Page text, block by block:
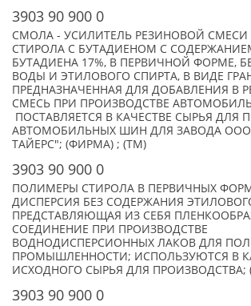
3903 90 900 0
СМОЛА - УСИЛИТЕЛЬ РЕЗИНОВОЙ
СТИРОЛА С БУТАДИЕНОМ С
БУТАДИЕНА 17%, В ПЕРВИЧНОЙ ФОРМЕ,
ВОДЫ И ЭТИЛОВОГО СПИРТА, В ВИДЕ
ПРЕДНАЗНАЧЕННАЯ ДЛЯ ДОБАВЛЕНИЯ В
СМЕСЬ ПРИ ПРОИЗВОДСТВЕ
ПОСТАВЛЯЕТСЯ В КАЧЕСТВЕ СЫРЬЯ ДЛЯ
АВТОМОБИЛЬНЫХ ШИН ДЛЯ ЗАВОДА
ТАЙЕРС"; (ФИРМА) ; (TM)
3903 90 900 0
ПОЛИМЕРЫ СТИРОЛА В ПЕРВИЧНЫХ
ДИСПЕРСИЯ БЕЗ СОДЕРЖАНИЯ
ПРЕДСТАВЛЯЮЩАЯ ИЗ СЕБЯ
СОЕДИНЕНИЕ ПРИ ПРОИЗВОДСТВЕ
ВОДНОДИСПЕРСИОННЫХ ЛАКОВ ДЛЯ
ПРОМЫШЛЕННОСТИ; ИСПОЛЬЗУЮТСЯ В
ИСХОДНОГО СЫРЬЯ ДЛЯ ПРОИЗВОДСТВА;
3903 90 900 0